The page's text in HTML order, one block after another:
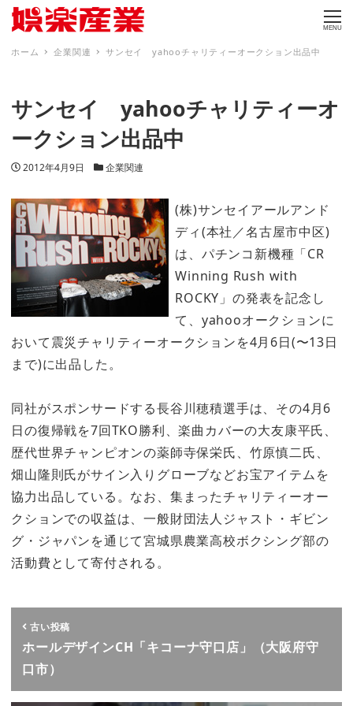
MENU
ホーム 企業関連 サンセイ yahooチャリティーオークション出品中
サンセイ yahooチャリティーオ
ークション出品中
投稿日
2012年4月9日 カテゴリー
企業関連
(株)サンセイアールアンド
ディ(本社／名古屋市中区)
は、パチンコ新機種「CR
Winning Rush with
ROCKY」の発表を記念し
て、yahooオークションに
おいて震災チャリティーオークションを4月6日(〜13日
まで)に出品した。
同社がスポンサードする長谷川穂積選手は、その4月6
日の復帰戦を7回TKO勝利、楽曲カバーの大友康平氏、
歴代世界チャンピオンの薬師寺保栄氏、竹原慎二氏、
畑山隆則氏がサイン入りグローブなどお宝アイテムを
協力出品している。なお、集まったチャリティーオー
クションでの収益は、一般財団法人ジャスト・ギビン
グ・ジャパンを通じて宮城県農業高校ボクシング部の
活動費として寄付される。
古い投稿
ホールデザインCH「キコーナ守口店」（大阪府守
口市）